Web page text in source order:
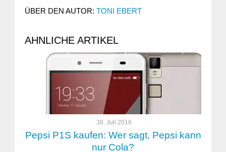
ÜBER DEN AUTOR: TONI EBERT
AHNLICHE ARTIKEL
30. Juli 2016
Pepsi P1S kaufen: Wer sagt, Pepsi kann
nur Cola?